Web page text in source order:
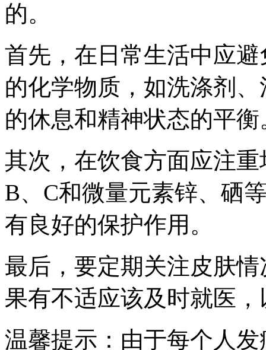
的。
首先，在日常生活中应
的化学物质，如洗涤剂
的休息和精神状态的平衡
其次，在饮食方面应注
B、C和微量元素锌、硒
有良好的保护作用。
最后，要定期关注皮肤
果有不适应该及时就医
温馨提示：由于每个人